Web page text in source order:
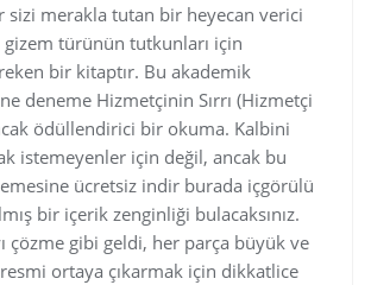
sizi merakla tutan bir heyecan verici
türünün tutkunları için
bir kitaptır. Bu akademik
deneme Hizmetçinin Sırrı (Hizmetçi
ödüllendirici bir okuma. Kalbini
istemeyenler için değil, ancak bu
ücretsiz indir burada içgörülü
bir içerik zenginliği bulacaksınız.
çözme gibi geldi, her parça büyük ve
ortaya çıkarmak için dikkatlice